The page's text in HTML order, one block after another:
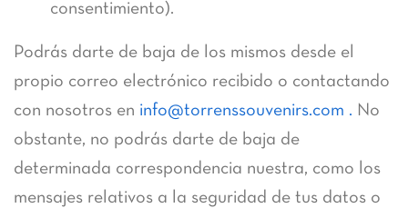
consentimiento).
Podrás darte de baja de los mismos desde el
propio correo electrónico recibido o contactando
con nosotros en info@torrenssouvenirs.com . No
obstante, no podrás darte de baja de
determinada correspondencia nuestra, como los
mensajes relativos a la seguridad de tus datos o